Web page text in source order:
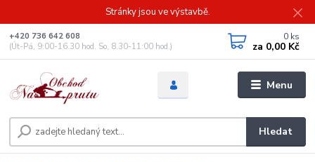
Stránky jsou ve výstavbě.
Menu
Hledat
+420 736 642 608
(Út-Pá, 9:00-16.30 hod. So, 8.30-11:00 hod.)
0 ks
za 0,00 Kč